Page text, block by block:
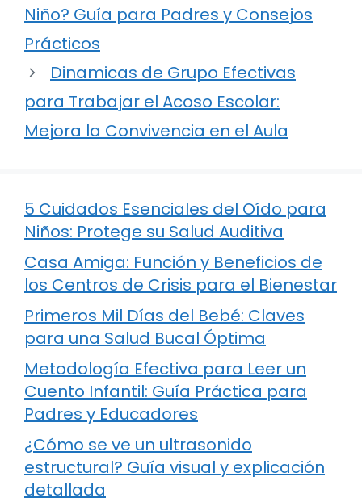
Niño? Guía para Padres y Consejos
Prácticos
Dinamicas de Grupo Efectivas
para Trabajar el Acoso Escolar:
Mejora la Convivencia en el Aula
5 Cuidados Esenciales del Oído para
Niños: Protege su Salud Auditiva
Casa Amiga: Función y Beneficios de
los Centros de Crisis para el Bienestar
Primeros Mil Días del Bebé: Claves
para una Salud Bucal Óptima
Metodología Efectiva para Leer un
Cuento Infantil: Guía Práctica para
Padres y Educadores
¿Cómo se ve un ultrasonido
estructural? Guía visual y explicación
detallada